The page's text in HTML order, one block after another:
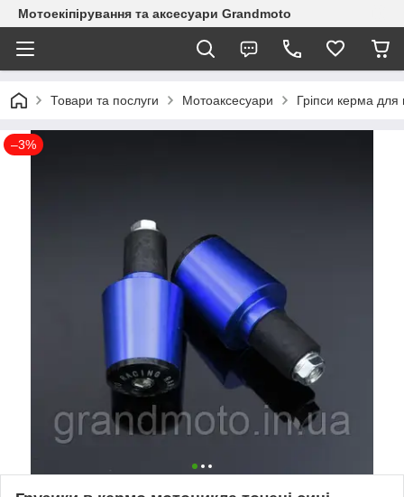
Мотоекіпірування та аксесуари Grandmoto
Товари та послуги Мотоаксесуари Гріпси керма для
–3%